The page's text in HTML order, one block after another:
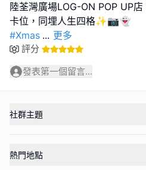
陸荃灣廣場LOG-ON POP UP
#Xmas ... 更多
評分
發表第一個留言...
社群主題
熱門地點